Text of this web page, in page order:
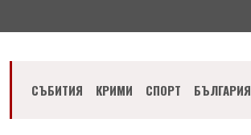
СЪБИТИЯ КРИМИ СПОРТ БЪЛГАРИЯ